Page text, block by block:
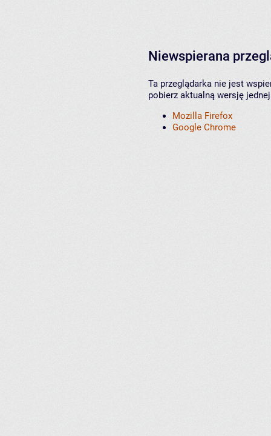
Niewspierana
Ta przeglądarka nie jest
pobierz aktualną wersję
Mozilla Firefox
Google Chrome